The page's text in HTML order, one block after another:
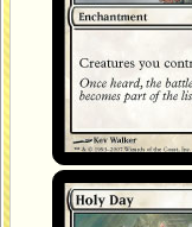
Jour saint